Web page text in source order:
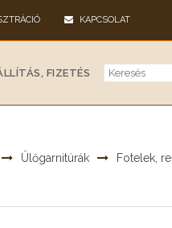
KAPCSOLAT
FIZETÉS
Ülőgarnitúrák Fotelek,